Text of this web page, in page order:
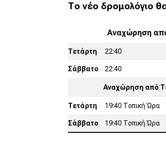
Το νέο δρομολόγιο
Αναχώρηση
Τετάρτη 22:40
Σάββατο 22:40
Αναχώρηση από
Τετάρτη 19:40 Τοπική Ώρα
Σάββατο 19:40 Τοπική Ώρα